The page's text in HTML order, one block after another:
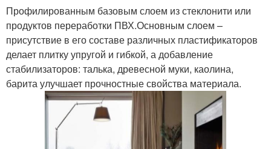
Профилированным базовым слоем из стеклонити или
продуктов переработки ПВХ.Основным слоем –
присутствие в его составе различных пластификаторов
делает плитку упругой и гибкой, а добавление
стабилизаторов: талька, древесной муки, каолина,
барита улучшает прочностные свойства материала.